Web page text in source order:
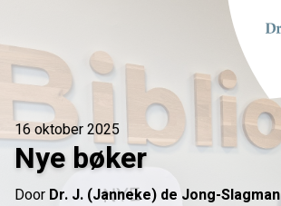
naar
inhoud
16 oktober 2025
Nye bøker
Door Dr. J. (Janneke) de Jong-Slagman